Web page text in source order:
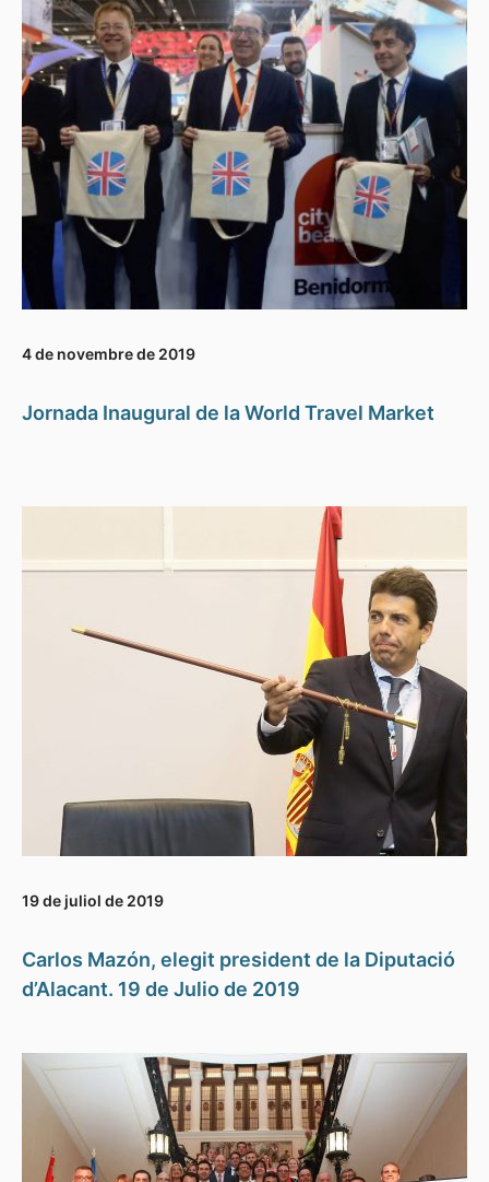
4 de novembre de 2019
Jornada Inaugural de la World Travel Market
19 de juliol de 2019
Carlos Mazón, elegit president de la Diputació
d’Alacant. 19 de Julio de 2019